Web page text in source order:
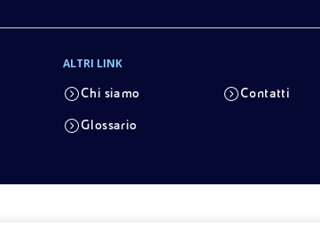
ALTRI LINK
Chi siamo Contatti
Glossario